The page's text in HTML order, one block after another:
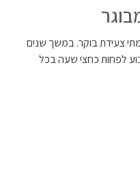
צעידת בוקר. במשך שנים
לפחות כחצי שעה בכל